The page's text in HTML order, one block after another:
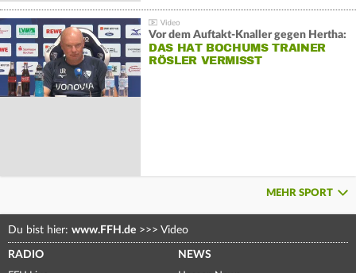
Vor dem Auftakt-Knaller gegen Hertha:
DAS HAT BOCHUMS TRAINER
RÖSLER VERMISST
MEHR SPORT
Du bist hier: www.FFH.de >>> Video
RADIO NEWS